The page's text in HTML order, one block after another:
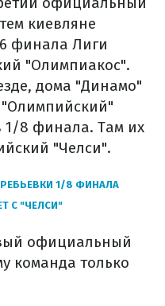
киевляне
финала Лиги
"Олимпиакос".
дома "Динамо"
1/8 финала. Там их
"Челси".
1/8 ФИНАЛА
С "ЧЕЛСИ"
официальный
команда только